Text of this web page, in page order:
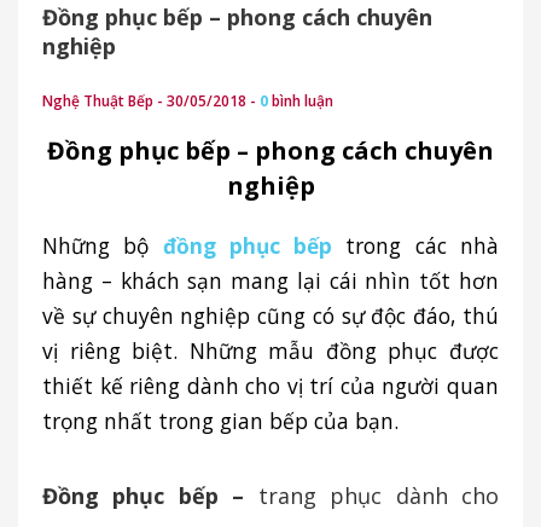
Đồng phục bếp – phong cách chuyên
nghiệp
Nghệ Thuật Bếp - 30/05/2018 - 0bình luận
Đồng phục bếp – phong cách chuyên
nghiệp
Những bộ đồng phục bếp trong các nhà
hàng – khách sạn mang lại cái nhìn tốt hơn
về sự chuyên nghiệp cũng có sự độc đáo, thú
vị riêng biệt. Những mẫu đồng phục được
thiết kế riêng dành cho vị trí của người quan
trọng nhất trong gian bếp của bạn.
Đồng phục bếp – trang phục dành cho